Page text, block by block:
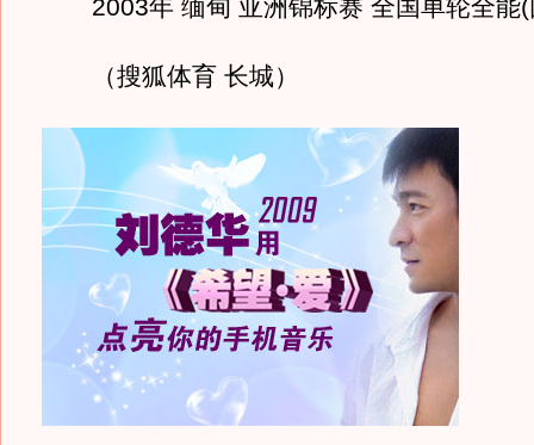
2003年 缅甸 亚洲锦标赛 全国单轮全能(
（搜狐体育 长城）